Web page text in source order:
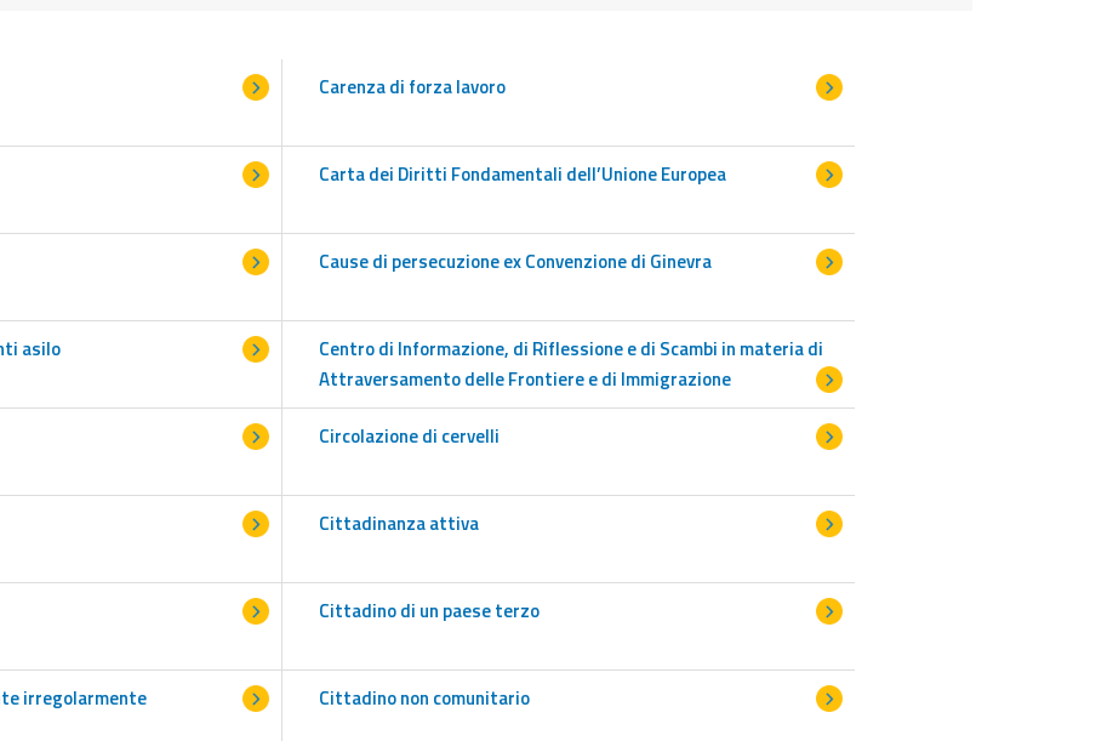
Carenza di forza lavoro
Carta dei Diritti Fondamentali dell’Unione Europea
Cause di persecuzione ex Convenzione di Ginevra
asilo
Centro di Informazione, di Riflessione e di Scambi in materia di
Attraversamento delle Frontiere e di Immigrazione
Circolazione di cervelli
Cittadinanza attiva
Cittadino di un paese terzo
irregolarmente Cittadino non comunitario